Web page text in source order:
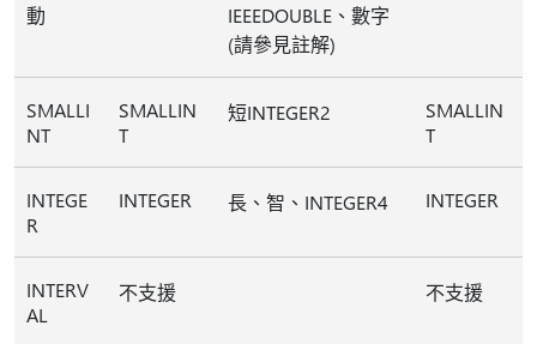
動
IEEEDOUBLE、數字
(請參見註解)
SMALLI
NT
SMALLIN
T
短INTEGER2
SMALLIN
T
INTEGE
R
INTEGER 長、智、INTEGER4 INTEGER
INTERV
AL
不支援 不支援